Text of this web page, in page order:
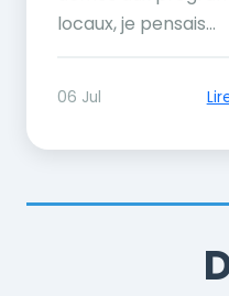
locaux, je pensais...
06 Jul